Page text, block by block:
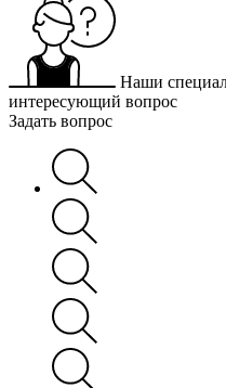
Наши
интересующий вопрос
Задать вопрос